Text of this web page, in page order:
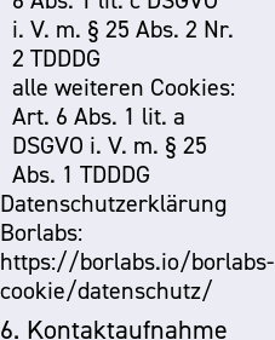
i. V. m. § 25 Abs. 2 Nr.
2 TDDDG
alle weiteren Cookies:
Art. 6 Abs. 1 lit. a
DSGVO i. V. m. § 25
Abs. 1 TDDDG
Datenschutzerklärung
Borlabs:
https://borlabs.io/borlabs-
cookie/datenschutz/
6. Kontaktaufnahme